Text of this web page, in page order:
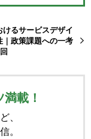
けるサービスデザイ
｜政策課題への一考
載！
、
。